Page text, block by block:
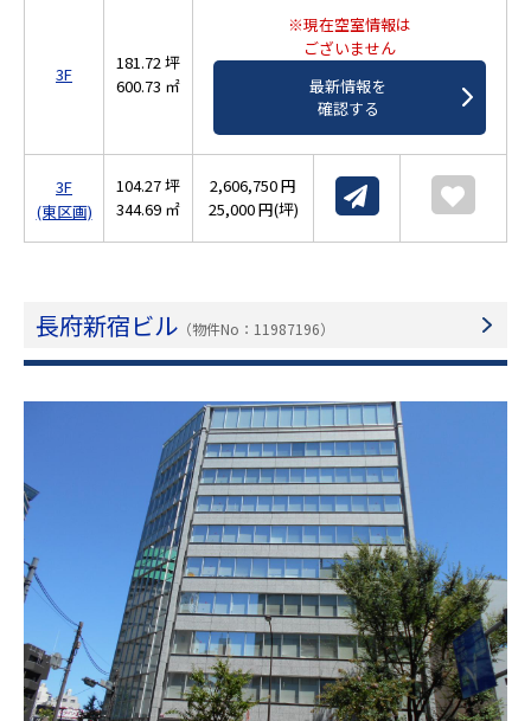
3F
181.72 坪
600.73 ㎡
※現在空室情報は
ございません
最新情報を
確認する
3F
(東区画)
104.27 坪
344.69 ㎡
2,606,750 円
25,000 円(坪)
長府新宿ビル （物件No：11987196）